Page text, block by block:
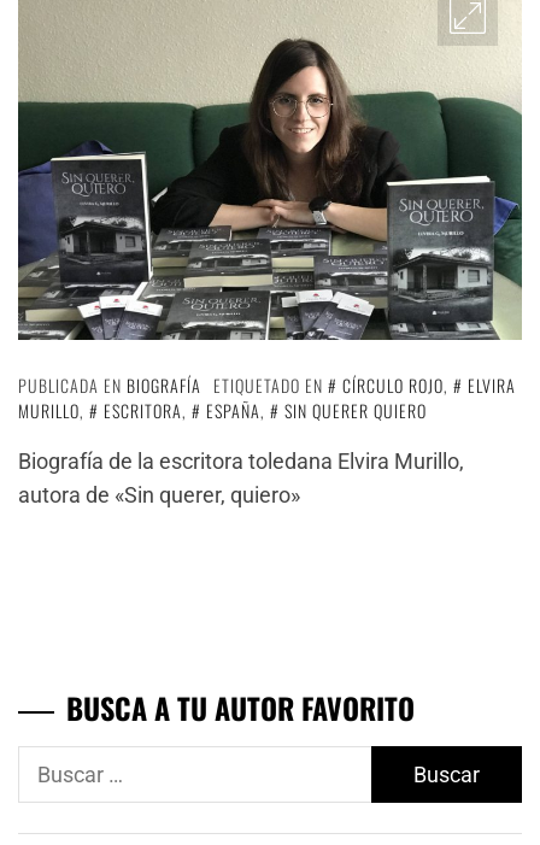
PUBLICADA EN BIOGRAFÍA ETIQUETADO EN CÍRCULO ROJO,
ELVIRA
MURILLO, ESCRITORA, ESPAÑA,
SIN QUERER QUIERO
Biografía de la escritora toledana Elvira Murillo,
autora de «Sin querer, quiero»
BUSCA A TU AUTOR FAVORITO
Buscar: